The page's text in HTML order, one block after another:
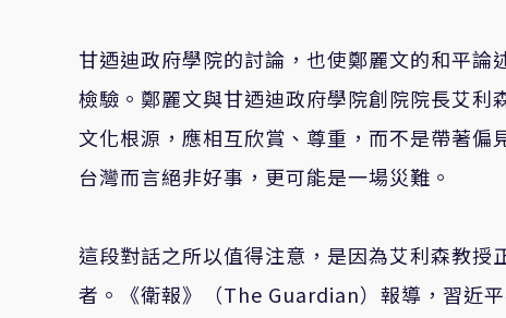
甘迺迪政府學院的討論，也使鄭麗文的和平
檢驗。鄭麗文與甘迺迪政府學院創院院長艾
文化根源，應相互欣賞、尊重，而不是帶著
台灣而言絕非好事，更可能是一場災難。
這段對話之所以值得注意，是因為艾利森教
者。《衛報》（The Guardian）報導，習近